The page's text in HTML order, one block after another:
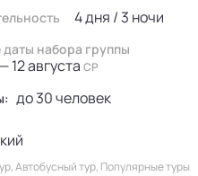
4 дня / 3 ночи
набора группы
—12 августа СР
до30человек
Автобусный тур, Популярные туры